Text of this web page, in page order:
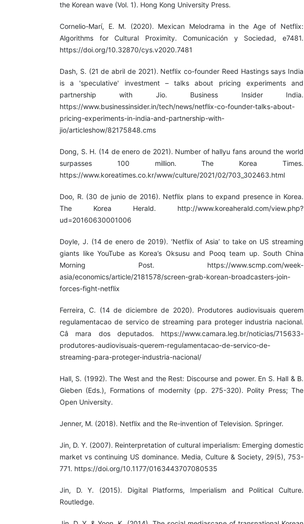
the Korean wave (Vol. 1). Hong Kong University Press.
Cornelio-Marí, E. M. (2020). Mexican Melodrama in the Age of Netflix:
Algorithms for Cultural Proximity. Comunicación y Sociedad, e7481.
https://doi.org/10.32870/cys.v2020.7481
Dash, S. (21 de abril de 2021). Netflix co-founder Reed Hastings says India
is a 'speculative' investment – talks about pricing experiments and
partnership with Jio. Business Insider India.
https://www.businessinsider.in/tech/news/netflix-co-founder-talks-about-
pricing-experiments-in-india-and-partnership-with-
jio/articleshow/82175848.cms
Dong, S. H. (14 de enero de 2021). Number of hallyu fans around the world
surpasses 100 million. The Korea Times.
https://www.koreatimes.co.kr/www/culture/2021/02/703_302463.html
Doo, R. (30 de junio de 2016). Netflix plans to expand presence in Korea.
The Korea Herald. http://www.koreaherald.com/view.php?
ud=20160630001006
Doyle, J. (14 de enero de 2019). ‘Netflix of Asia’ to take on US streaming
giants like YouTube as Korea’s Oksusu and Pooq team up. South China
Morning Post. https://www.scmp.com/week-
asia/economics/article/2181578/screen-grab-korean-broadcasters-join-
forces-fight-netflix
Ferreira, C. (14 de diciembre de 2020). Produtores audiovisuais querem
regulamentacao de servico de streaming para proteger industria nacional.
Câ mara dos deputados. https://www.camara.leg.br/noticias/715633-
produtores-audiovisuais-querem-regulamentacao-de-servico-de-
streaming-para-proteger-industria-nacional/
Hall, S. (1992). The West and the Rest: Discourse and power. En S. Hall & B.
Gieben (Eds.), Formations of modernity (pp. 275-320). Polity Press; The
Open University.
Jenner, M. (2018). Netflix and the Re-invention of Television. Springer.
Jin, D. Y. (2007). Reinterpretation of cultural imperialism: Emerging domestic
market vs continuing US dominance. Media, Culture & Society, 29(5), 753-
771. https://doi.org/10.1177/0163443707080535
Jin, D. Y. (2015). Digital Platforms, Imperialism and Political Culture.
Routledge.